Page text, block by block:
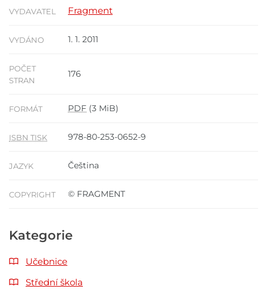
VYDAVATEL Fragment
VYDÁNO 1. 1. 2011
POČET
STRAN
176
FORMÁT PDF (3 MiB)
ISBN TISK 978-80-253-0652-9
JAZYK Čeština
COPYRIGHT © FRAGMENT
Kategorie
Učebnice
Střední škola